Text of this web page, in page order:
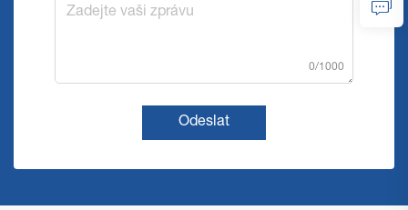
0/1000
Odeslat